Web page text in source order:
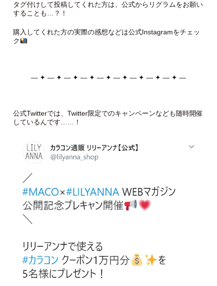
タグ付けして投稿してくれた方は、公式からリグラムをお願い
することも…？！
購入してくれた方の実際の感想などは公式Instagramをチェッ
ク
— ✦ — ✦ — ✦ — ✦ — ✦ — ✦ — ✦ — ✦ — ✦ —
公式Twitterでは、Twitter限定でのキャンペーンなども随時開催
しているんです……！